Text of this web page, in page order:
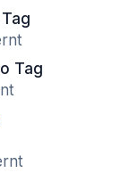
Tag